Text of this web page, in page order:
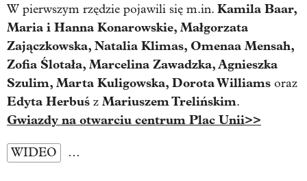
W pierwszym rzędzie pojawili się m.in. Kamila Baar,
Maria i Hanna Konarowskie, Małgorzata
Zajączkowska, Natalia Klimas, Omenaa Mensah,
Zofia Ślotała, Marcelina Zawadzka, Agnieszka
Szulim, Marta Kuligowska, Dorota Williams oraz
Edyta Herbuś z Mariuszem Trelińskim.
Gwiazdy na otwarciu centrum Plac Unii>>
WIDEO …